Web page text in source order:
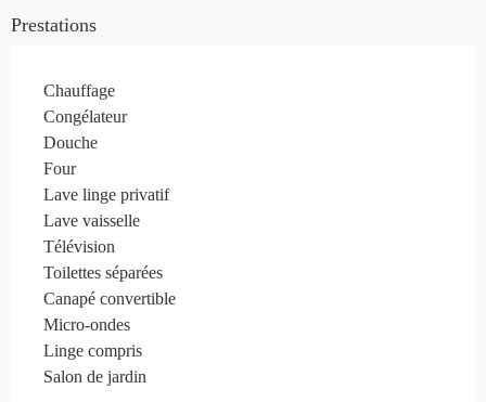
Prestations
Chauffage
Congélateur
Douche
Four
Lave linge privatif
Lave vaisselle
Télévision
Toilettes séparées
Canapé convertible
Micro-ondes
Linge compris
Salon de jardin